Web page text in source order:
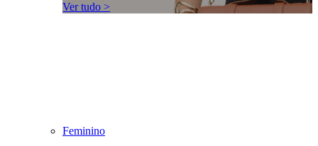
Ver tudo >
Feminino